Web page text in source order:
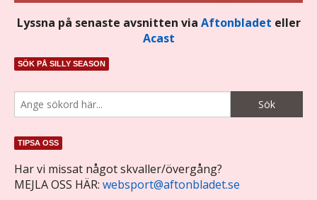
Lyssna på senaste avsnitten via Aftonbladet eller
Acast
SÖK PÅ SILLY SEASON
TIPSA OSS
Har vi missat något skvaller/övergång?
MEJLA OSS HÄR: websport@aftonbladet.se